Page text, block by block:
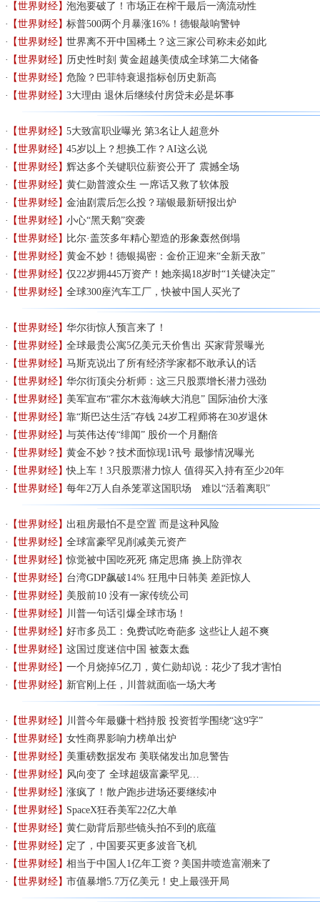
【世界财经】泡泡要破了！市场正在榨干最后一滴流动性
【世界财经】标普500两个月暴涨16%！德银敲响警钟
【世界财经】世界离不开中国稀土？这三家公司称未必如此
【世界财经】历史性时刻 黄金超越美债成全球第二大储备
【世界财经】危险？巴菲特衰退指标创历史新高
【世界财经】3大理由 退休后继续付房贷未必是坏事
【世界财经】5大致富职业曝光 第3名让人超意外
【世界财经】45岁以上？想换工作？AI这么说
【世界财经】辉达多个关键职位薪资公开了 震撼全场
【世界财经】黄仁勋普渡众生 一席话又救了软体股
【世界财经】金油剧震后怎么投？瑞银最新研报出炉
【世界财经】小心“黑天鹅”突袭
【世界财经】 比尔·盖茨多年精心塑造的形象轰然倒塌
【世界财经】黄金不妙！德银揭密：金价正迎来“全新天敌”
【世界财经】仅22岁拥445万资产！她亲揭18岁时“1关键决定”
【世界财经】全球300座汽车工厂，快被中国人买光了
【世界财经】华尔街惊人预言来了！
【世界财经】全球最贵公寓5亿美元天价售出 买家背景曝光
【世界财经】马斯克说出了所有经济学家都不敢承认的话
【世界财经】华尔街顶尖分析师：这三只股票增长潜力强劲
【世界财经】美军宣布“霍尔木兹海峡大消息” 国际油价大涨
【世界财经】靠“斯巴达生活”存钱 24岁工程师将在30岁退休
【世界财经】与英伟达传“绯闻” 股价一个月翻倍
【世界财经】黄金不妙？技术面惊现1讯号 最惨情况曝光
【世界财经】快上车！3只股票潜力惊人 值得买入持有至少20年
【世界财经】每年2万人自杀笼罩这国职场 难以“活着离职”
【世界财经】出租房最怕不是空置 而是这种风险
【世界财经】全球富豪罕见削减美元资产
【世界财经】惊觉被中国吃死死 痛定思痛 换上防弹衣
【世界财经】台湾GDP飙破14% 狂甩中日韩美 差距惊人
【世界财经】美股前10 没有一家传统公司
【世界财经】 川普一句话引爆全球市场！
【世界财经】好市多员工：免费试吃奇葩多 这些让人超不爽
【世界财经】这国过度迷信中国 被轰太蠢
【世界财经】一个月烧掉5亿刀，黄仁勋却说：花少了我才害怕
【世界财经】新官刚上任，川普就面临一场大考
【世界财经】 川普今年最赚十档持股 投资哲学围绕“这9字”
【世界财经】女性商界影响力榜单出炉
【世界财经】美重磅数据发布 美联储发出加息警告
【世界财经】风向变了 全球超级富豪罕见…
【世界财经】涨疯了！散户跑步进场还要继续冲
【世界财经】SpaceX狂吞美军22亿大单
【世界财经】黄仁勋背后那些镜头拍不到的底蕴
【世界财经】定了，中国要买更多波音飞机
【世界财经】相当于中国人1亿年工资？美国井喷造富潮来了
【世界财经】市值暴增5.7万亿美元！史上最强开局